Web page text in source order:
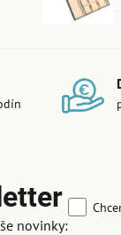
novinky: